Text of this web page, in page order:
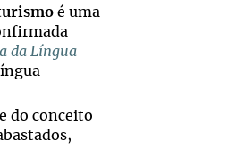
é uma
da Língua
do conceito